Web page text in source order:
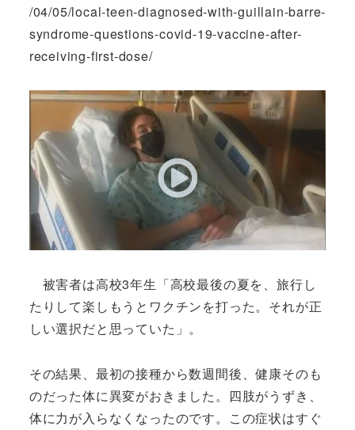
/04/05/local-teen-diagnosed-with-guillain-barre-
syndrome-questions-covid-19-vaccine-after-
receiving-first-dose/
被害者は高校3年生「高校最後の夏を、旅行し
たりして楽しもうとワクチンを打った。それが正
しい選択だと思っていた」。
その結果、最初の接種から数週間後、健康そのも
のだった体に異変がおきました。四肢がうずき、
体に力が入らなくなったのです。この症状はすぐ